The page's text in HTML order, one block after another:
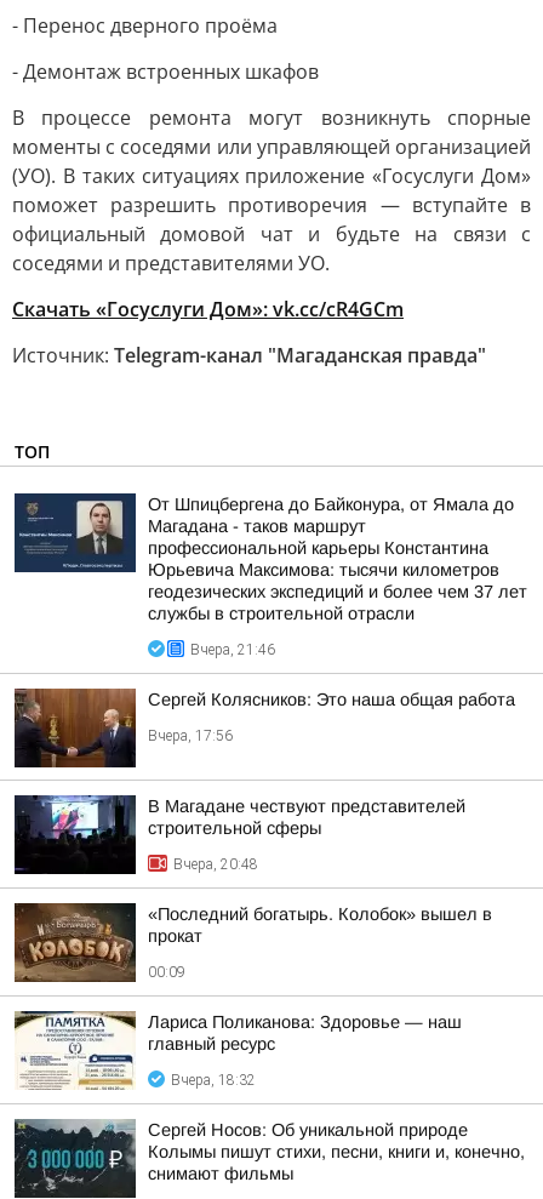
- Перенос дверного проёма
- Демонтаж встроенных шкафов
В процессе ремонта могут возникнуть спорные
моменты с соседями или управляющей организацией
(УО). В таких ситуациях приложение «Госуслуги Дом»
поможет разрешить противоречия — вступайте в
официальный домовой чат и будьте на связи с
соседями и представителями УО.
Скачать «Госуслуги Дом»: vk.cc/cR4GCm
Источник: Telegram-канал "Магаданская правда"
ТОП
От Шпицбергена до Байконура, от Ямала до
Магадана - таков маршрут
профессиональной карьеры Константина
Юрьевича Максимова: тысячи километров
геодезических экспедиций и более чем 37 лет
службы в строительной отрасли
Вчера, 21:46
Сергей Колясников: Это наша общая работа
Вчера, 17:56
В Магадане чествуют представителей
строительной сферы
Вчера, 20:48
«Последний богатырь. Колобок» вышел в
прокат
00:09
Лариса Поликанова: Здоровье — наш
главный ресурс
Вчера, 18:32
Сергей Носов: Об уникальной природе
Колымы пишут стихи, песни, книги и, конечно,
снимают фильмы